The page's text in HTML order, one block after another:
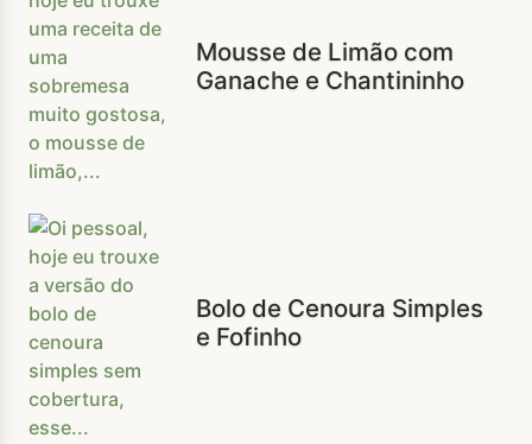
Mousse de Limão com
Ganache e Chantininho
Bolo de Cenoura Simples
e Fofinho